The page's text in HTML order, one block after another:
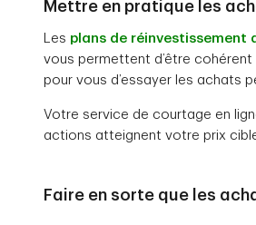
Mettre en pratique les
Les plans de réinvestissement
vous permettent d’être
pour vous d’essayer les achats
Votre service de courtage en
actions atteignent votre prix
Faire en sorte que les